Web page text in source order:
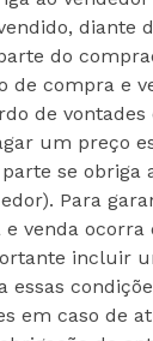
diante
do
de compra e
de
um preço
se obriga
Para
venda ocorra
incluir
essas
em caso de